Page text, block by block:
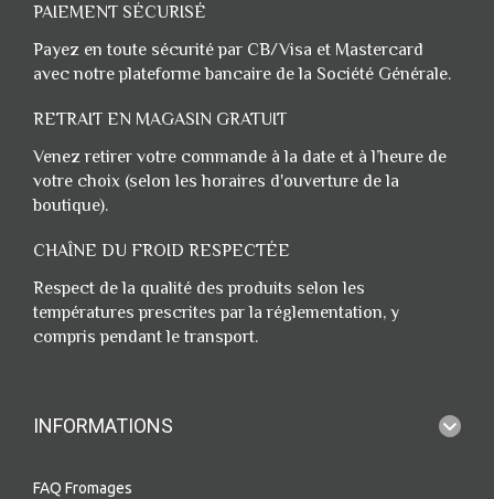
PAIEMENT SÉCURISÉ
Payez en toute sécurité par CB/Visa et Mastercard
avec notre plateforme bancaire de la Société Générale.
RETRAIT EN MAGASIN GRATUIT
Venez retirer votre commande à la date et à l’heure de
votre choix (selon les horaires d'ouverture de la
boutique).
CHAÎNE DU FROID RESPECTÉE
Respect de la qualité des produits selon les
températures prescrites par la réglementation, y
compris pendant le transport.
INFORMATIONS
FAQ Fromages